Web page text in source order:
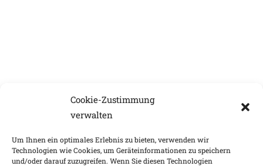
Cookie-Zustimmung
verwalten
Um Ihnen ein optimales Erlebnis zu bieten, verwenden wir
Technologien wie Cookies, um Geräteinformationen zu speichern
und/oder darauf zuzugreifen. Wenn Sie diesen Technologien